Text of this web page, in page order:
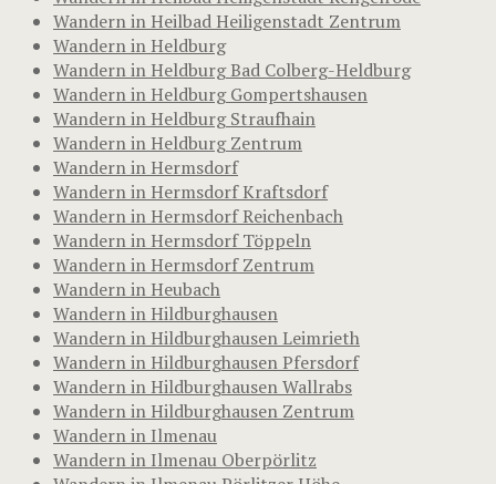
Wandern in Heilbad Heiligenstadt Zentrum
Wandern in Heldburg
Wandern in Heldburg Bad Colberg-Heldburg
Wandern in Heldburg Gompertshausen
Wandern in Heldburg Straufhain
Wandern in Heldburg Zentrum
Wandern in Hermsdorf
Wandern in Hermsdorf Kraftsdorf
Wandern in Hermsdorf Reichenbach
Wandern in Hermsdorf Töppeln
Wandern in Hermsdorf Zentrum
Wandern in Heubach
Wandern in Hildburghausen
Wandern in Hildburghausen Leimrieth
Wandern in Hildburghausen Pfersdorf
Wandern in Hildburghausen Wallrabs
Wandern in Hildburghausen Zentrum
Wandern in Ilmenau
Wandern in Ilmenau Oberpörlitz